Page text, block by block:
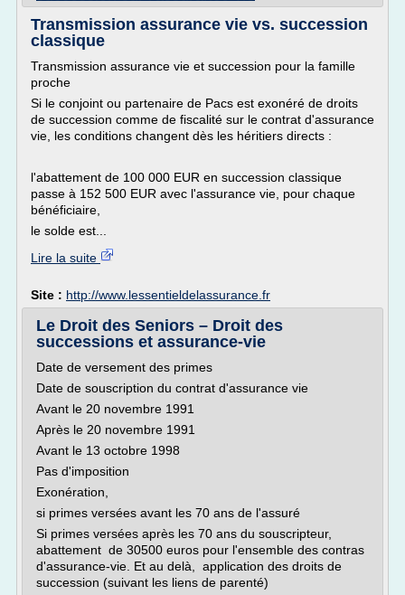
Transmission assurance vie vs. succession
classique
Transmission assurance vie et succession pour la famille
proche
Si le conjoint ou partenaire de Pacs est exonéré de droits
de succession comme de fiscalité sur le contrat d'assurance
vie, les conditions changent dès les héritiers directs :
l'abattement de 100 000 EUR en succession classique
passe à 152 500 EUR avec l'assurance vie, pour chaque
bénéficiaire,
le solde est...
Lire la suite
Site : http://www.lessentieldelassurance.fr
Le Droit des Seniors – Droit des
successions et assurance-vie
Date de versement des primes
Date de souscription du contrat d'assurance vie
Avant le 20 novembre 1991
Après le 20 novembre 1991
Avant le 13 octobre 1998
Pas d'imposition
Exonération,
si primes versées avant les 70 ans de l'assuré
Si primes versées après les 70 ans du souscripteur,
abattement de 30500 euros pour l'ensemble des contras
d'assurance-vie. Et au delà, application des droits de
succession (suivant les liens de parenté)